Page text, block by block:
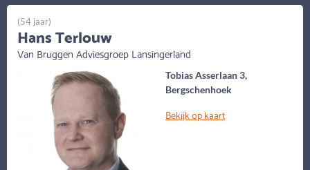
Tobias Asserlaan 3,
Bergschenhoek
Bekijk op kaart
(54 jaar)
Hans Terlouw
Van Bruggen Adviesgroep Lansingerland